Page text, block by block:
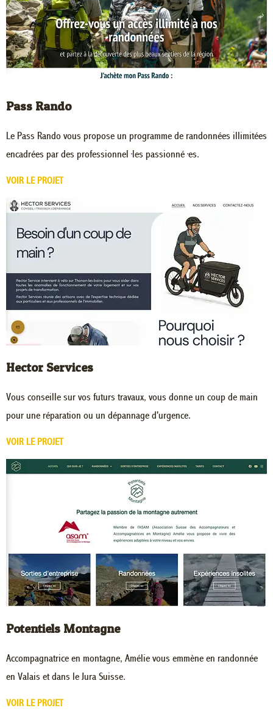
Pass Rando
Le Pass Rando vous propose un programme de randonnées illimitées
encadrées par des professionnel·les passionné·es.
VOIR LE PROJET
Hector Services
Vous conseille sur vos futurs travaux, vous donne un coup de main
pour une réparation ou un dépannage d'urgence.
VOIR LE PROJET
Potentiels Montagne
Accompagnatrice en montagne, Amélie vous emmène en randonnée
en Valais et dans le Jura Suisse.
VOIR LE PROJET